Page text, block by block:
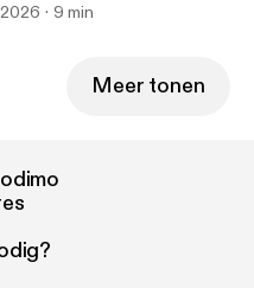
9 min
Meer tonen